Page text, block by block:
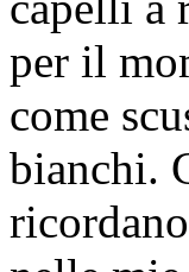
per il
come
bianchi.